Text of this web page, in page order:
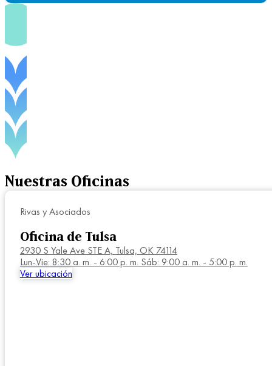
Nuestras Oficinas
Rivas y Asociados
Oficina de Tulsa
2930 S Yale Ave STE A, Tulsa, OK 74114
Lun-Vie: 8:30 a. m. - 6:00 p. m. Sáb: 9:00 a. m. - 5:00 p. m.
Ver ubicación